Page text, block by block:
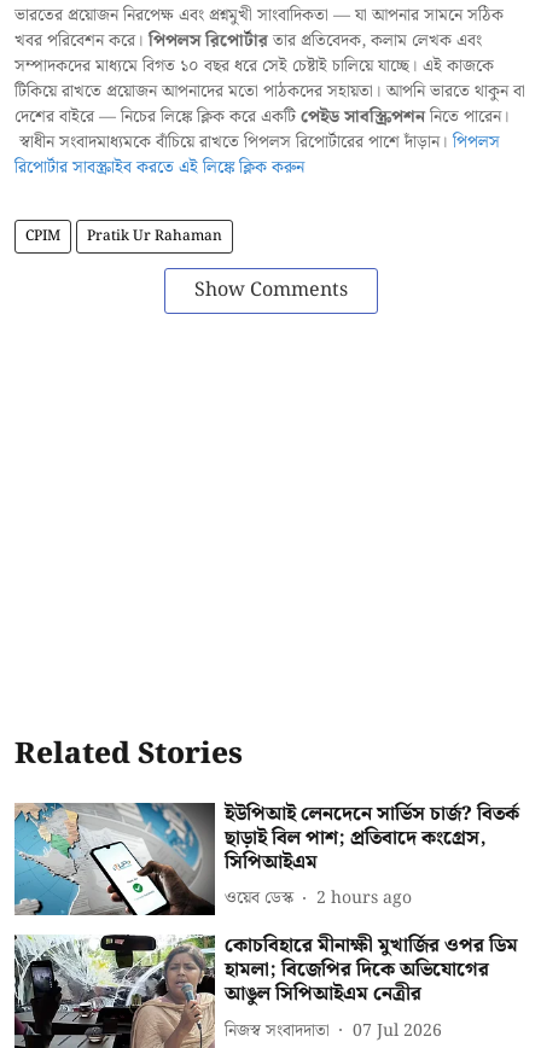
ভারতের প্রয়োজন নিরপেক্ষ এবং প্রশ্নমুখী সাংবাদিকতা — যা আপনার সামনে সঠিক
খবর পরিবেশন করে।পিপলস রিপোর্টারতার প্রতিবেদক, কলাম লেখক এবং
সম্পাদকদের মাধ্যমে বিগত ১০ বছর ধরে সেই চেষ্টাই চালিয়ে যাচ্ছে। এই কাজকে
টিকিয়ে রাখতে প্রয়োজন আপনাদের মতো পাঠকদের সহায়তা। আপনি ভারতে থাকুন বা
দেশের বাইরে — নিচের লিঙ্কে ক্লিক করে একটিপেইড সাবস্ক্রিপশননিতে পারেন।
স্বাধীন সংবাদমাধ্যমকে বাঁচিয়ে রাখতে পিপলস রিপোর্টারের পাশে দাঁড়ান।পিপলস
রিপোর্টার সাবস্ক্রাইব করতে এই লিঙ্কে ক্লিক করুন
CPIM Pratik Ur Rahaman
Show Comments
Related Stories
ইউপিআই লেনদেনে সার্ভিস চার্জ? বিতর্ক
ছাড়াই বিল পাশ; প্রতিবাদে কংগ্রেস,
সিপিআইএম
ওয়েব ডেস্ক 2 hours ago
কোচবিহারে মীনাক্ষী মুখার্জির ওপর ডিম
হামলা; বিজেপির দিকে অভিযোগের
আঙুল সিপিআইএম নেত্রীর
নিজস্ব সংবাদদাতা 07 Jul 2026